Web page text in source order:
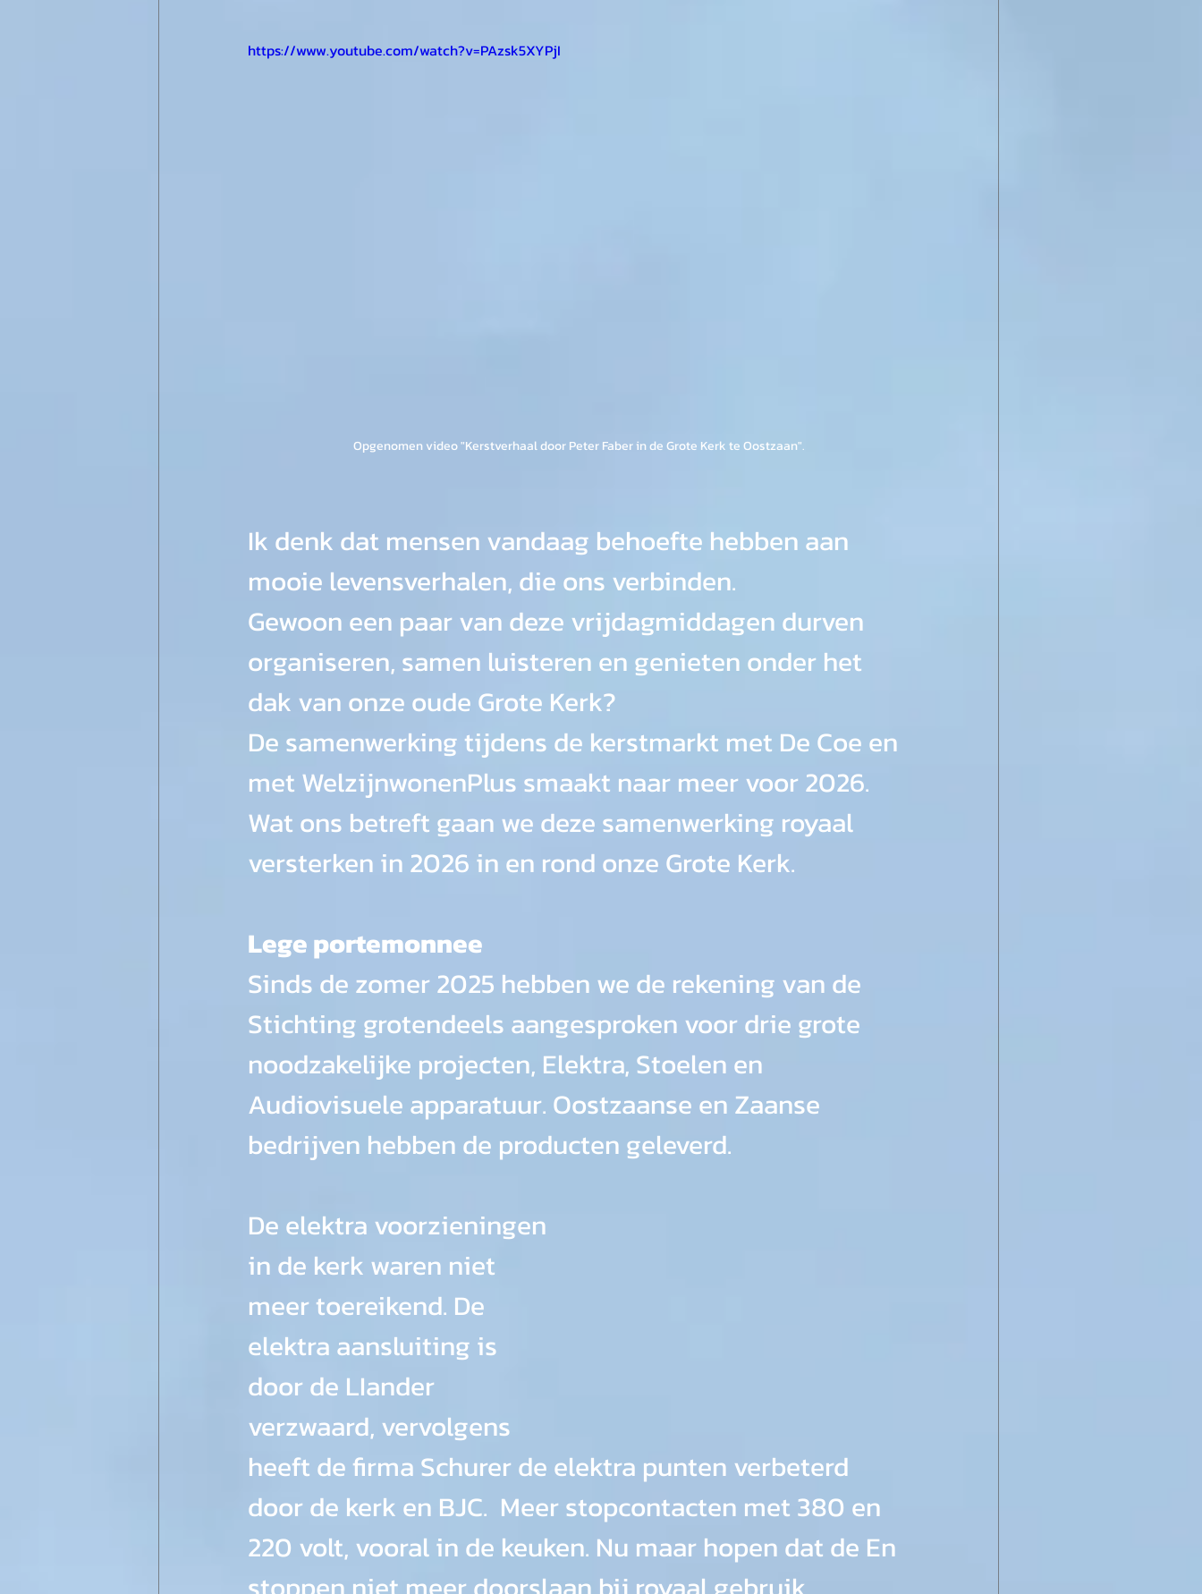
https://www.youtube.com/watch?v=PAzsk5XYPjI
Opgenomen video "Kerstverhaal door Peter Faber in de Grote Kerk te Oostzaan".
Ik denk dat mensen vandaag behoefte hebben aan
mooie levensverhalen, die ons verbinden.
Gewoon een paar van deze vrijdagmiddagen durven
organiseren, samen luisteren en genieten onder het
dak van onze oude Grote Kerk?
De samenwerking tijdens de kerstmarkt met De Coe en
met WelzijnwonenPlus smaakt naar meer voor 2026.
Wat ons betreft gaan we deze samenwerking royaal
versterken in 2026 in en rond onze Grote Kerk.
Lege portemonnee
Sinds de zomer 2025 hebben we de rekening van de
Stichting grotendeels aangesproken voor drie grote
noodzakelijke projecten, Elektra, Stoelen en
Audiovisuele apparatuur. Oostzaanse en Zaanse
bedrijven hebben de producten geleverd.
De elektra voorzieningen
in de kerk waren niet
meer toereikend. De
elektra aansluiting is
door de LIander
verzwaard, vervolgens
heeft de firma Schurer de elektra punten verbeterd
door de kerk en BJC.  Meer stopcontacten met 380 en
220 volt, vooral in de keuken. Nu maar hopen dat de En